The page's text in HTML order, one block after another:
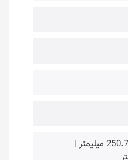
طول: 357 میلیمتر | عرض: 250.7 میلیمتر |